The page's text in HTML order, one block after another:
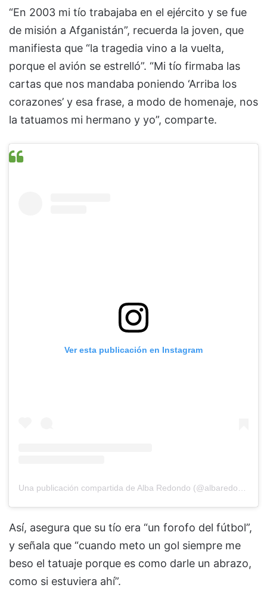
“En 2003 mi tío trabajaba en el ejército y se fue
de misión a Afganistán”, recuerda la joven, que
manifiesta que “la tragedia vino a la vuelta,
porque el avión se estrelló”. “Mi tío firmaba las
cartas que nos mandaba poniendo ‘Arriba los
corazones’ y esa frase, a modo de homenaje, nos
la tatuamos mi hermano y yo”, comparte.
Ver esta publicación en Instagram
Una publicación compartida de Alba Redondo (@albaredondo11)
Así, asegura que su tío era “un forofo del fútbol”,
y señala que “cuando meto un gol siempre me
beso el tatuaje porque es como darle un abrazo,
como si estuviera ahí”.